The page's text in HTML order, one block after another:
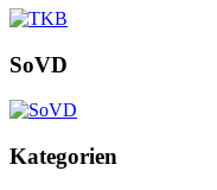
SoVD
Kategorien